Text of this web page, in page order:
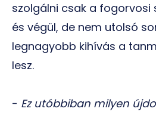
szolgálni csak a fogorvosi
és végül, de nem utolsó
legnagyobb kihívás a
lesz.
- Ez utóbbiban milyen